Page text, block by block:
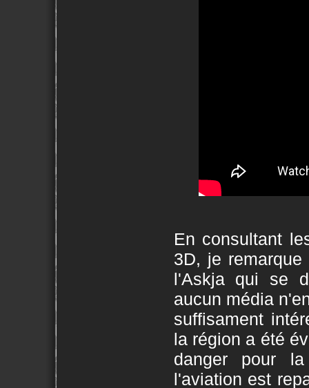
En consultant
3D, je
l'Askja qui se
aucun média
suffisament
la région a été
danger pour
l'aviation est